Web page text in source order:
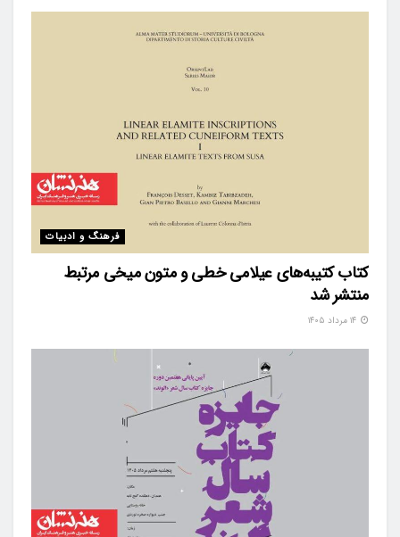
فرهنگ و ادبیات
کتاب کتیبه‌های عیلامی خطی و متون میخی مرتبط
منتشر شد